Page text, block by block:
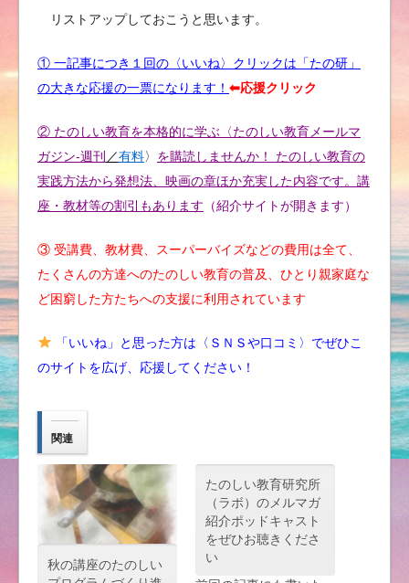
リストアップしておこうと思います。
① 一記事につき１回の〈いいね〉クリックは「たの研」
の大きな応援の一票になります！ ⬅︎応援クリック
② たのしい教育を本格的に学ぶ〈たのしい教育メールマ
ガジン-週刊 ／有料〉 を購読しませんか！ たのしい教育の
実践方法から発想法、映画の章ほか充実した内容です。講
座・教材等の割引もあります （紹介サイトが開きます）
③ 受講費、教材費、スーパーバイズなどの費用は全て、
たくさんの方達へのたのしい教育の普及、ひとり親家庭な
ど困窮した方たちへの支援に利用されています
「いいね」と思った方は〈ＳＮＳや口コミ〉でぜひこ
のサイトを広げ、応援してください！
関連
秋の講座のたのしい
たのしい教育研究所
（ラボ）のメルマガ
紹介ポッドキャスト
をぜひお聴きくださ
い